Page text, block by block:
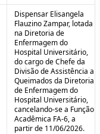
Dispensar Elisangela
Flauzino Zampar, lotada
na Diretoria de
Enfermagem do
Hospital Universitário,
do cargo de Chefe da
Divisão de Assistência a
Queimados da Diretoria
de Enfermagem do
Hospital Universitário,
cancelando-se a Função
Acadêmica FA-6, a
partir de 11/06/2026.